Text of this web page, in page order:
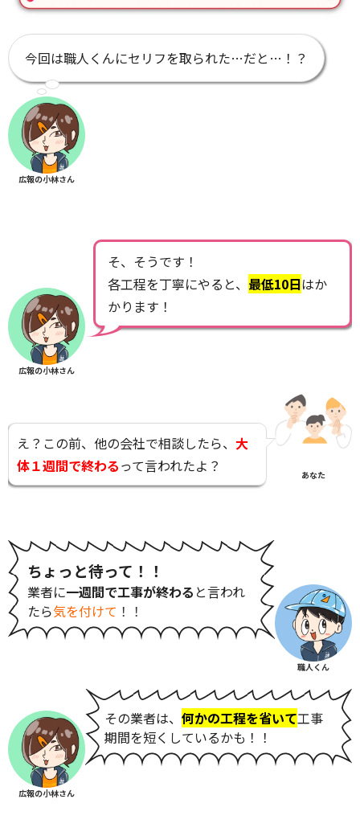
今回は職人くんにセリフを取られた…だと…！？
広報の小林さん
広報の小林さん
そ、そうです！
各工程を丁寧にやると、 最低10日はか
かります！
え？この前、他の会社で相談したら、 大
体１週間で終わるって言われたよ？ あなた
ちょっと待って！！
業者に一週間で工事が終わる と言われ
たら気を付けて ！！
職人くん
広報の小林さん
その業者は、 何かの工程を省いて工事
期間を短くしているかも！！